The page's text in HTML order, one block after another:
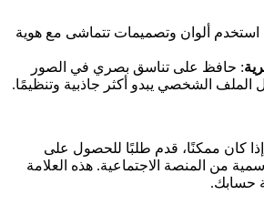
استخدم ألوان وتصميمات تتماشى مع هوية
: حافظ على تناسق بصري في الصور
الملف الشخصي يبدو أكثر جاذبية وتنظيمًا.
كان ممكنًا، قدم طلبًا للحصول على
من المنصة الاجتماعية. هذه العلامة
حسابك.